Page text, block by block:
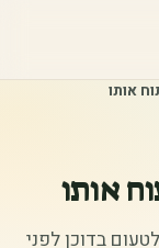
אותו
אותו
בדוכן לפני